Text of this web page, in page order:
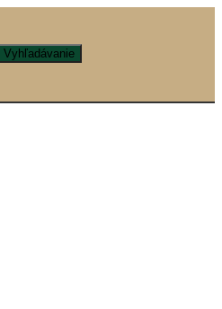
Vyhľadávanie